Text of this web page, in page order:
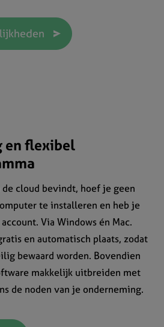
en flexibel
cloud bevindt, hoef je geen
te installeren en heb je
Via Windows én Mac.
en automatisch plaats, zodat
bewaard worden. Bovendien
makkelijk uitbreiden met
de noden van je onderneming.